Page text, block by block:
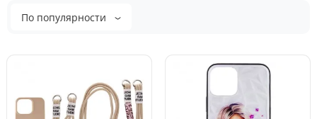
По популярности